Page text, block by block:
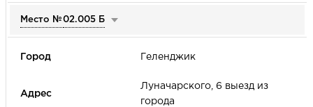
Место №02.005 Б
Геленджик
Луначарского, 6 выезд из
города